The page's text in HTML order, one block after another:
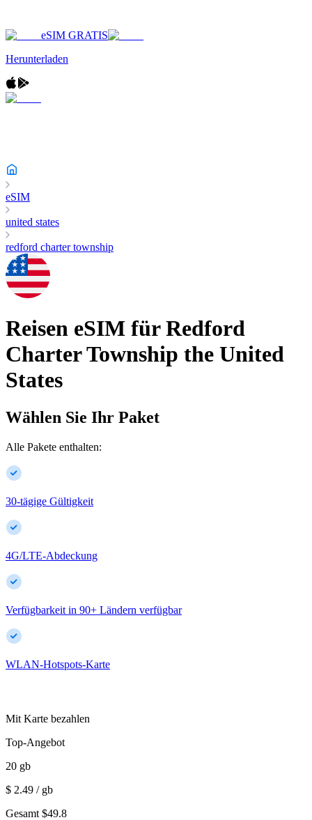
eSIM GRATIS
Herunterladen
eSIM
united states
redford charter township
Reisen eSIM für Redford
Charter Township the United
States
Wählen Sie Ihr Paket
Alle Pakete enthalten:
30-tägige Gültigkeit
4G/LTE-Abdeckung
Verfügbarkeit in 90+ Ländern verfügbar
WLAN-Hotspots-Karte
Mit Karte bezahlen
Top-Angebot
20 gb
$ 2.49 / gb
Gesamt $49.8